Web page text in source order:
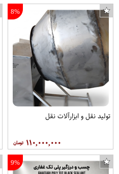
8%
تولید نقل و ابزارآلات نقل
۱۱۰,۰۰۰,۰۰۰
9%